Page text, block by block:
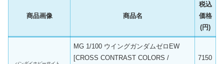
商品画像 商品名
税込
価格
(円)
MG 1/100 ウイングガンダムゼロEW
[CROSS CONTRAST COLORS /
7150